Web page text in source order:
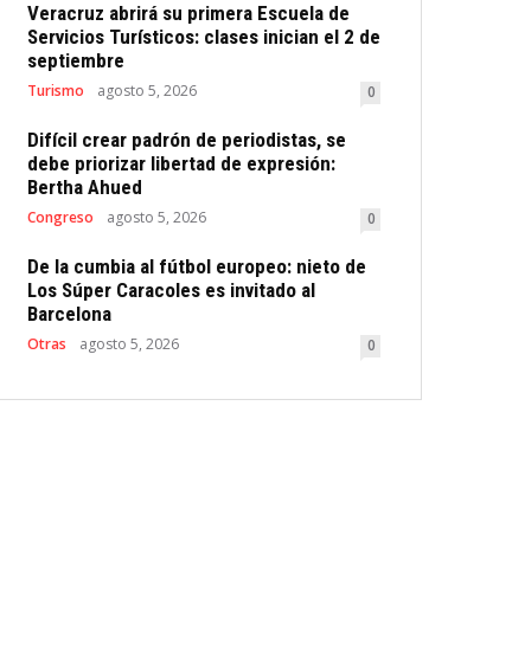
Veracruz abrirá su primera Escuela de
Servicios Turísticos: clases inician el 2 de
septiembre
Turismo agosto 5, 2026 0
Difícil crear padrón de periodistas, se
debe priorizar libertad de expresión:
Bertha Ahued
Congreso agosto 5, 2026 0
De la cumbia al fútbol europeo: nieto de
Los Súper Caracoles es invitado al
Barcelona
Otras agosto 5, 2026 0